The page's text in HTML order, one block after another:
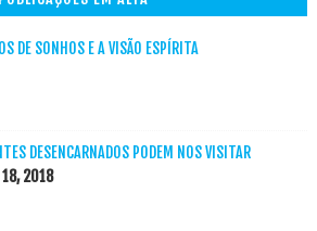
DE SONHOS E A VISÃO ESPÍRITA
DESENCARNADOS PODEM NOS VISITAR
2018